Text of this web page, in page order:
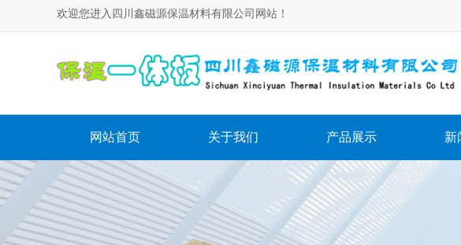
欢迎您进入四川鑫磁源保温材料有限公司网站！
网站首页 关于我们 产品展示 新